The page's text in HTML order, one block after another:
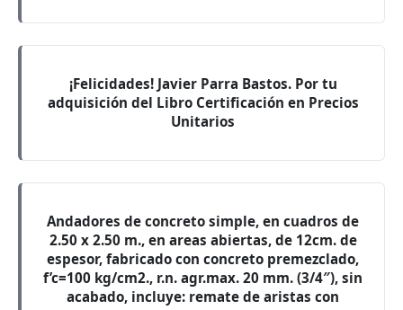
¡Felicidades! Javier Parra Bastos. Por tu
adquisición del Libro Certificación en Precios
Unitarios
Andadores de concreto simple, en cuadros de
2.50 x 2.50 m., en areas abiertas, de 12cm. de
espesor, fabricado con concreto premezclado,
f’c=100 kg/cm2., r.n. agr.max. 20 mm. (3/4″), sin
acabado, incluye: remate de aristas con